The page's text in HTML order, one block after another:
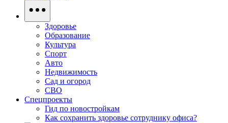
Здоровье
Образование
Культура
Спорт
Авто
Недвижимость
Сад и огород
СВО
Спецпроекты
Гид по новостройкам
Как сохранить здоровье сотруднику офиса?